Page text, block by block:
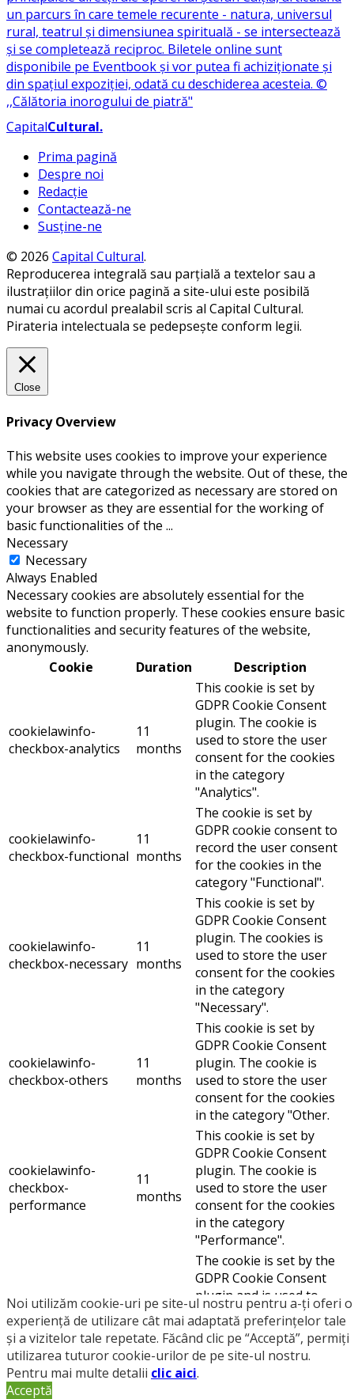
CapitalCultural.
Prima pagină
Despre noi
Redacție
Contactează-ne
Susține-ne
© 2026 Capital Cultural.
Reproducerea integrală sau parțială a textelor sau a
ilustrațiilor din orice pagină a site-ului este posibilă
numai cu acordul prealabil scris al Capital Cultural.
Pirateria intelectuala se pedepsește conform legii.
Noi utilizăm cookie-uri pe site-ul nostru pentru a-ți oferi o
experiență de utilizare cât mai adaptată preferințelor tale
și a vizitelor tale repetate. Făcând clic pe “Acceptă”, permiți
utilizarea tuturor cookie-urilor de pe site-ul nostru.
Pentru mai multe detalii clic aici.
Acceptă
Close
Privacy Overview
This website uses cookies to improve your experience
while you navigate through the website. Out of these, the
cookies that are categorized as necessary are stored on
your browser as they are essential for the working of
basic functionalities of the ...
Necessary
Necessary
Always Enabled
Necessary cookies are absolutely essential for the
website to function properly. These cookies ensure basic
functionalities and security features of the website,
anonymously.
Cookie
Duration Description
cookielawinfo-
checkbox-analytics
11
months
This cookie is set by
GDPR Cookie Consent
plugin. The cookie is
used to store the user
consent for the cookies
in the category
"Analytics".
cookielawinfo-
checkbox-functional
11
months
The cookie is set by
GDPR cookie consent to
record the user consent
for the cookies in the
category "Functional".
cookielawinfo-
checkbox-necessary
11
months
This cookie is set by
GDPR Cookie Consent
plugin. The cookies is
used to store the user
consent for the cookies
in the category
"Necessary".
cookielawinfo-
checkbox-others
11
months
This cookie is set by
GDPR Cookie Consent
plugin. The cookie is
used to store the user
consent for the cookies
in the category "Other.
cookielawinfo-
checkbox-
performance
11
months
This cookie is set by
GDPR Cookie Consent
plugin. The cookie is
used to store the user
consent for the cookies
in the category
"Performance".
viewed_cookie_policy 11
months
The cookie is set by the
GDPR Cookie Consent
plugin and is used to
store whether or not
user has consented to
the use of cookies. It
does not store any
personal data.